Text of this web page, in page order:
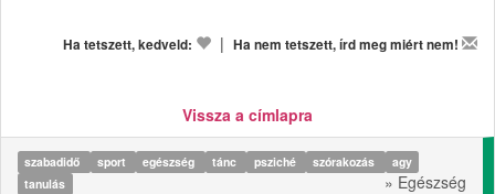
Ha tetszett, kedveld: | Ha nem tetszett, írd meg miért nem!
Vissza a címlapra
szabadidő sport egészség tánc psziché szórakozás
agy
tanulás
» Egészség